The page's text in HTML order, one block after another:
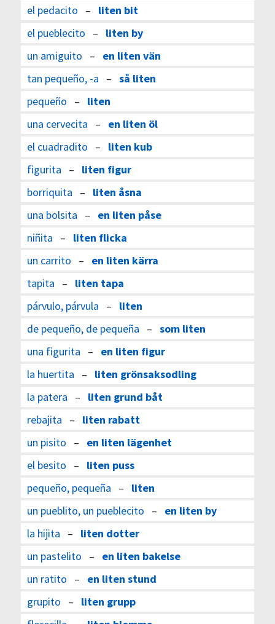
el pedacito – liten bit
el pueblecito – liten by
un amiguito – en liten vän
tan pequeño, -a – så liten
pequeño – liten
una cervecita – en liten öl
el cuadradito – liten kub
figurita – liten figur
borriquita – liten åsna
una bolsita – en liten påse
niñita – liten flicka
un carrito – en liten kärra
tapita – liten tapa
párvulo, párvula – liten
de pequeño, de pequeña – som liten
una figurita – en liten figur
la huertita – liten grönsaksodling
la patera – liten grund båt
rebajita – liten rabatt
un pisito – en liten lägenhet
el besito – liten puss
pequeño, pequeña – liten
un pueblito, un pueblecito – en liten by
la hijita – liten dotter
un pastelito – en liten bakelse
un ratito – en liten stund
grupito – liten grupp